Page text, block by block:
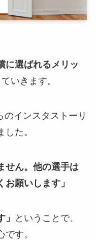
に選ばれるメリッ
いきます。
インスタストーリ
た。
せん。他の選手は
願いします」
ということで、
す。